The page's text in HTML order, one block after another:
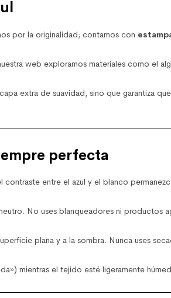
por la originalidad; contamos con
web exploramos materiales como el
extra de suavidad, sino que garantiza
perfecta
contraste entre el azul y el blanco
No uses blanqueadores ni productos
plana y a la sombra. Nunca uses
mientras el tejido esté ligeramente